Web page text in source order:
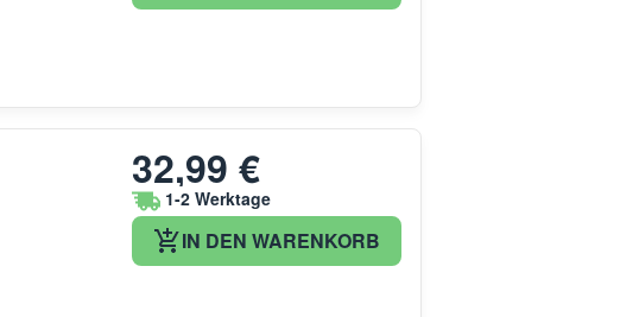
32,99 €
1-2 Werktage
IN DEN WARENKORB